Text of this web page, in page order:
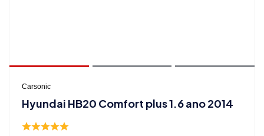
Carsonic
Hyundai HB20 Comfort plus 1.6 ano 2014